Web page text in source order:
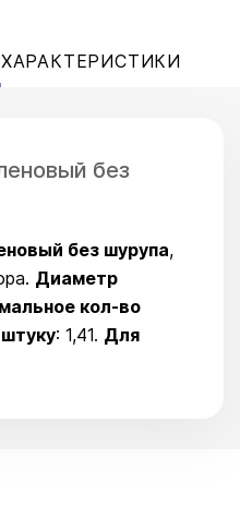
ХАРАКТЕРИСТИКИ
без
без шурупа,
Диаметр
кол-во
: 1,41. Для